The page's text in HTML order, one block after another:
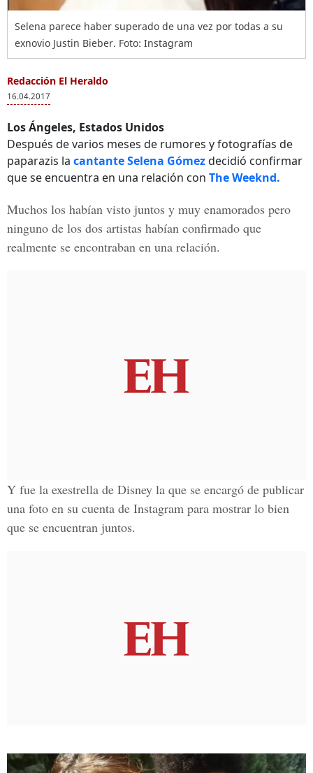
Selena parece haber superado de una vez por todas a su
exnovio Justin Bieber. Foto: Instagram
Redacción El Heraldo
16.04.2017
Los Ángeles, Estados Unidos
Después de varios meses de rumores y fotografías de
paparazis la cantante Selena Gómezdecidió confirmar
que se encuentra en una relación con The Weeknd.
Muchos los habían visto juntos y muy enamorados pero
ninguno de los dos artistas habían confirmado que
realmente se encontraban en una relación.
Y fue la exestrella de Disney la que se encargó de publicar
una foto en su cuenta de Instagram para mostrar lo bien
que se encuentran juntos.